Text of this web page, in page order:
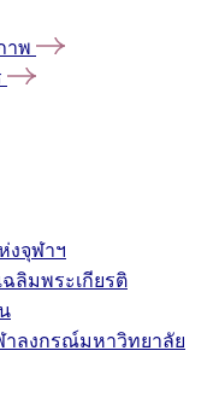
าพ
งจุฬาฯ
ลิมพระเกียรติ
าลงกรณ์มหาวิทยาลัย